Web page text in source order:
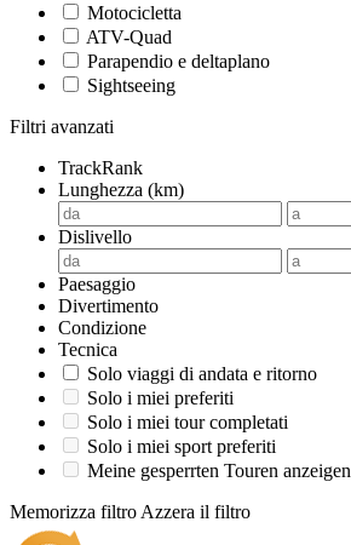
Motocicletta
ATV-Quad
Parapendio e deltaplano
Sightseeing
Filtri avanzati
TrackRank
Lunghezza (km)
Dislivello
Paesaggio
Divertimento
Condizione
Tecnica
Solo viaggi di andata e ritorno
Solo i miei preferiti
Solo i miei tour completati
Solo i miei sport preferiti
Meine gesperrten Touren anzeigen
Memorizza filtro Azzera il filtro